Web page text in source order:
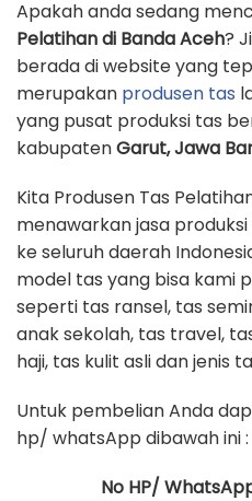
Apakah anda sedang
Pelatihan di Banda Aceh?
berada di website yang
merupakan produsen tas
yang pusat produksi tas
kabupatenGarut, Jawa
Kita Produsen Tas
menawarkan jasa
ke seluruh daerah
model tas yang bisa kami
seperti tas ransel, tas
anak sekolah, tas travel,
haji, tas kulit asli dan jenis
Untuk pembelian Anda
hp/ whatsApp dibawah ini :
No HP/